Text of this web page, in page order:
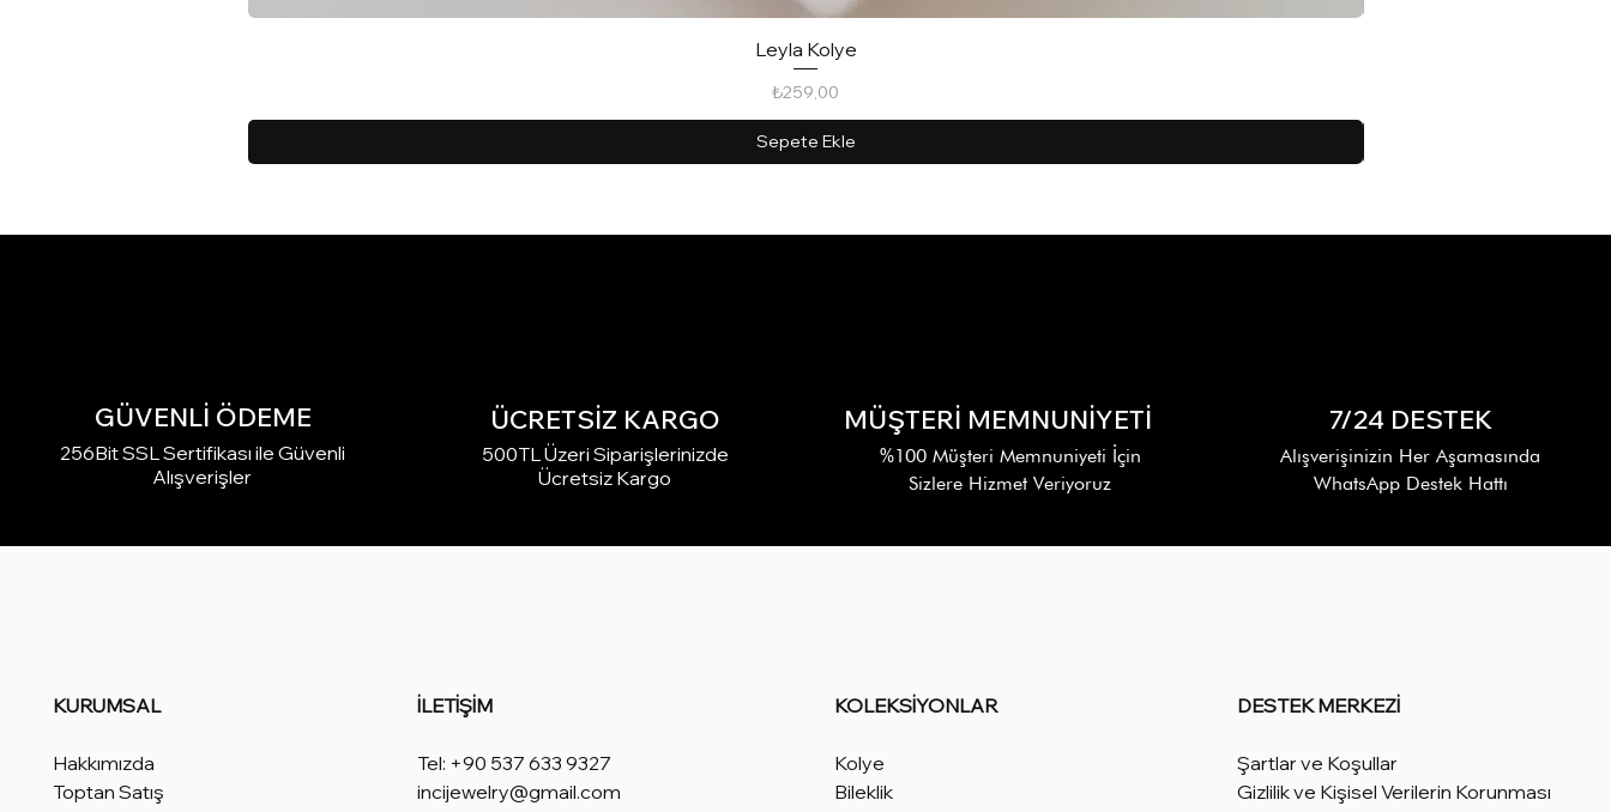
Hızlı Bakış
Leyla Kolye
Fiyat
₺259,00
Sepete Ekle
GÜVENLİ ÖDEME
256Bit SSL Sertifikası ile Güvenli
Alışverişler
ÜCRETSİZ KARGO
500TL Üzeri Siparişlerinizde
Ücretsiz Kargo
MÜŞTERİ MEMNUNİYETİ
%100 Müşteri Memnuniyeti İçin
Sizlere Hizmet Veriyoruz
7/24 DESTEK
Alışverişinizin Her Aşamasında
WhatsApp Destek Hattı
KURUMSAL
Hakkımızda
Toptan Satış
İLETİŞİM
Tel: +90 537 633 9327
incijewelry@gmail.com
KOLEKSİYONLAR
Kolye
Bileklik
DESTEK MERKEZİ
Şartlar ve Koşullar
Gizlilik ve Kişisel Verilerin Korunması